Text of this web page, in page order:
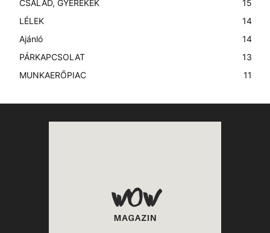
CSALÁD, GYEREKEK
15
LÉLEK
14
Ajánló
14
PÁRKAPCSOLAT
13
MUNKAERŐPIAC
11